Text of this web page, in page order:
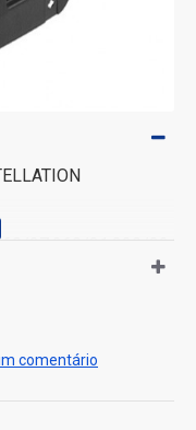
27.260/31.320/
comentário